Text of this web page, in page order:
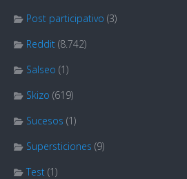
Post participativo (3)
Reddit (8.742)
Salseo (1)
Skizo (619)
Sucesos (1)
Supersticiones (9)
Test (1)